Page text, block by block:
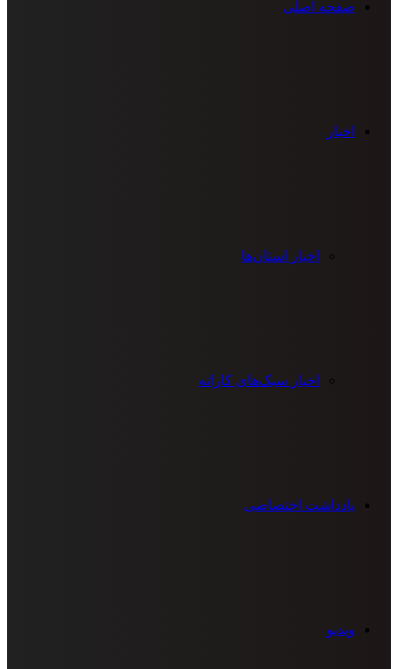
صفحه اصلی
اخبار
اخبار استان‌ها
اخبار سبک‌های کاراته
یادداشت اختصاصی
ویدیو